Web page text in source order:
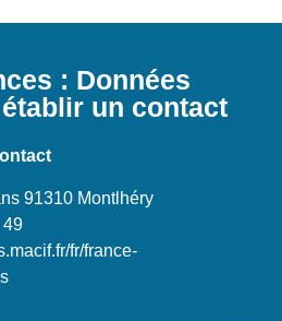
: Données
un contact
91310 Montlhéry
49
fr/france-